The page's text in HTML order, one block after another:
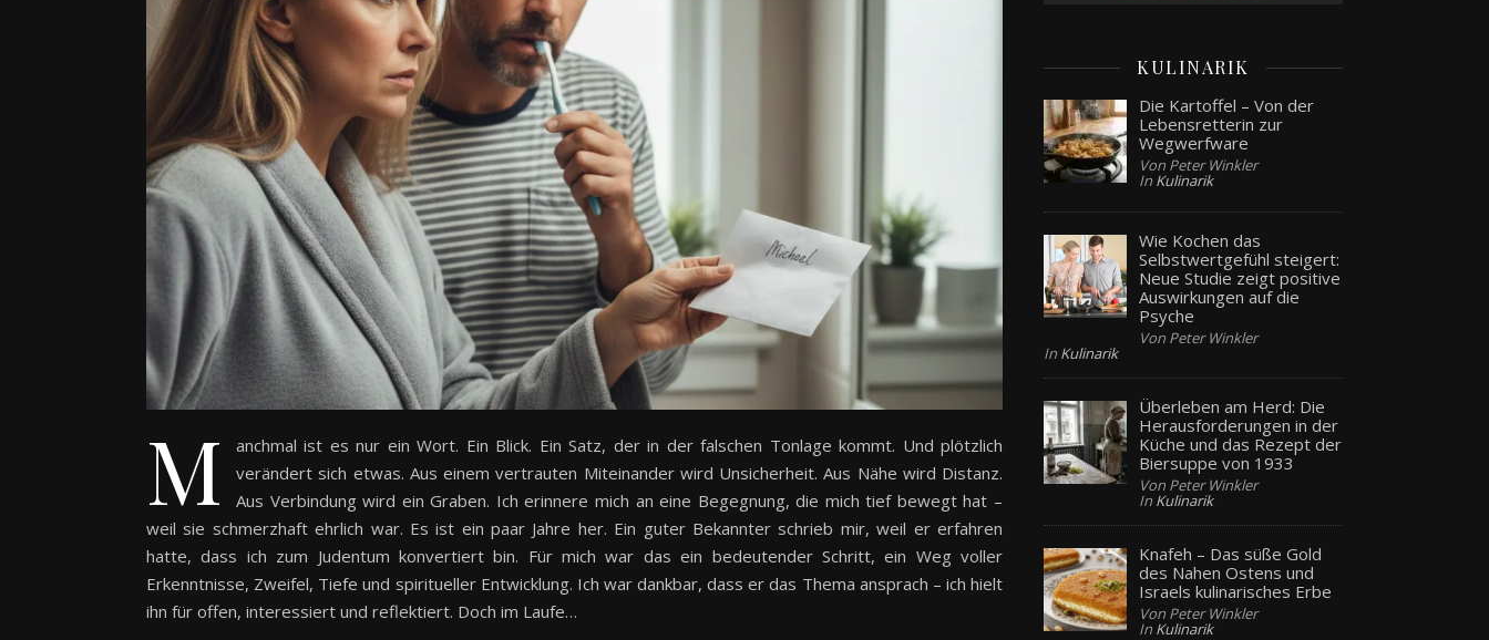
M
anchmal ist es nur ein Wort. Ein Blick. Ein Satz, der in der falschen Tonlage kommt. Und plötzlich
verändert sich etwas. Aus einem vertrauten Miteinander wird Unsicherheit. Aus Nähe wird Distanz.
Aus Verbindung wird ein Graben. Ich erinnere mich an eine Begegnung, die mich tief bewegt hat –
weil sie schmerzhaft ehrlich war. Es ist ein paar Jahre her. Ein guter Bekannter schrieb mir, weil er erfahren
hatte, dass ich zum Judentum konvertiert bin. Für mich war das ein bedeutender Schritt, ein Weg voller
Erkenntnisse, Zweifel, Tiefe und spiritueller Entwicklung. Ich war dankbar, dass er das Thema ansprach – ich hielt
ihn für offen, interessiert und reflektiert. Doch im Laufe…
KULINARIK
Die Kartoffel – Von der
Lebensretterin zur
Wegwerfware
Von Peter Winkler
In Kulinarik
Wie Kochen das
Selbstwertgefühl steigert:
Neue Studie zeigt positive
Auswirkungen auf die
Psyche
Von Peter Winkler
In Kulinarik
Überleben am Herd: Die
Herausforderungen in der
Küche und das Rezept der
Biersuppe von 1933
Von Peter Winkler
In Kulinarik
Knafeh – Das süße Gold
des Nahen Ostens und
Israels kulinarisches Erbe
Von Peter Winkler
In Kulinarik